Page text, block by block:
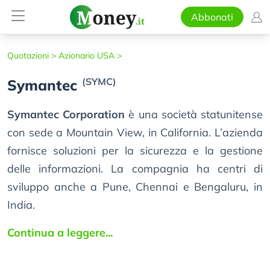
Abbonati
Quotazioni > Azionario USA >
Symantec (SYMC)
Symantec Corporation è una società statunitense
con sede a Mountain View, in California. L’azienda
fornisce soluzioni per la sicurezza e la gestione
delle informazioni. La compagnia ha centri di
sviluppo anche a Pune, Chennai e Bengaluru, in
India.
Continua a leggere...